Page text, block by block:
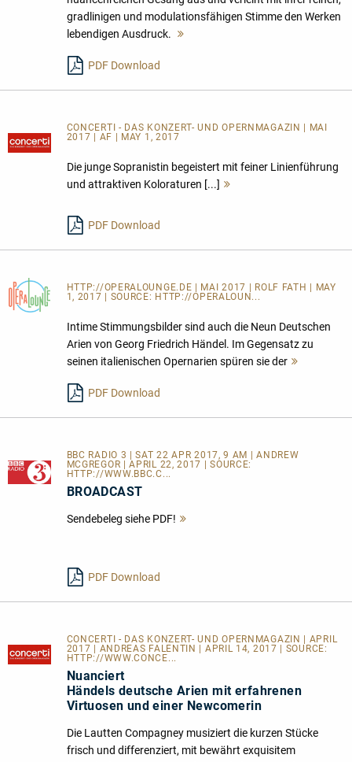
gradlinigen und modulationsfähigen Stimme den Werken
lebendigen Ausdruck.
PDF Download
CONCERTI - DAS KONZERT- UND OPERNMAGAZIN | MAI
2017 | AF | MAY 1, 2017
Die junge Sopranistin begeistert mit feiner Linienführung
und attraktiven Koloraturen [...]
PDF Download
HTTP://OPERALOUNGE.DE
| MAI 2017 | ROLF FATH | MAY
1, 2017 | SOURCE: HTTP://OPERALOUN...
Intime Stimmungsbilder sind auch die Neun Deutschen
Arien von Georg Friedrich Händel. Im Gegensatz zu
seinen italienischen Opernarien spüren sie der
PDF Download
BBC RADIO 3 | SAT 22 APR 2017, 9 AM | ANDREW
MCGREGOR | APRIL 22, 2017 | SOURCE:
HTTP://WWW.BBC.C...
BROADCAST
Sendebeleg siehe PDF!
PDF Download
CONCERTI - DAS KONZERT- UND OPERNMAGAZIN | APRIL
2017 | ANDREAS FALENTIN | APRIL 14, 2017 | SOURCE:
HTTP://WWW.CONCE...
Nuanciert
Händels deutsche Arien mit erfahrenen
Virtuosen und einer Newcomerin
Die Lautten Compagney musiziert die kurzen Stücke
frisch und differenziert, mit bewährt exquisitem